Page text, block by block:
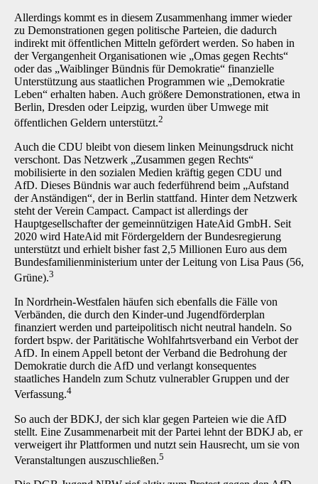
Allerdings kommt es in diesem Zusammenhang immer wieder
zu Demonstrationen gegen politische Parteien, die dadurch
indirekt mit öffentlichen Mitteln gefördert werden. So haben in
der Vergangenheit Organisationen wie „Omas gegen Rechts“
oder das „Waiblinger Bündnis für Demokratie“ finanzielle
Unterstützung aus staatlichen Programmen wie „Demokratie
Leben“ erhalten haben. Auch größere Demonstrationen, etwa in
Berlin, Dresden oder Leipzig, wurden über Umwege mit
öffentlichen Geldern unterstützt.2
Auch die CDU bleibt von diesem linken Meinungsdruck nicht
verschont. Das Netzwerk „Zusammen gegen Rechts“
mobilisierte in den sozialen Medien kräftig gegen CDU und
AfD. Dieses Bündnis war auch federführend beim „Aufstand
der Anständigen“, der in Berlin stattfand. Hinter dem Netzwerk
steht der Verein Campact. Campact ist allerdings der
Hauptgesellschafter der gemeinnützigen HateAid GmbH. Seit
2020 wird HateAid mit Fördergeldern der Bundesregierung
unterstützt und erhielt bisher fast 2,5 Millionen Euro aus dem
Bundesfamilienministerium unter der Leitung von Lisa Paus (56,
Grüne).3
In Nordrhein-Westfalen häufen sich ebenfalls die Fälle von
Verbänden, die durch den Kinder-und Jugendförderplan
finanziert werden und parteipolitisch nicht neutral handeln. So
fordert bspw. der Paritätische Wohlfahrtsverband ein Verbot der
AfD. In einem Appell betont der Verband die Bedrohung der
Demokratie durch die AfD und verlangt konsequentes
staatliches Handeln zum Schutz vulnerabler Gruppen und der
Verfassung.4
So auch der BDKJ, der sich klar gegen Parteien wie die AfD
stellt. Eine Zusammenarbeit mit der Partei lehnt der BDKJ ab, er
verweigert ihr Plattformen und nutzt sein Hausrecht, um sie von
Veranstaltungen auszuschließen.5